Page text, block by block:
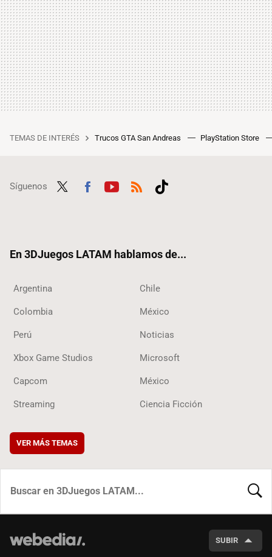
TEMAS DE INTERÉS Trucos GTA San Andreas PlayStation Store
Síguenos
En 3DJuegos LATAM hablamos de...
Argentina Chile
Colombia México
Perú Noticias
Xbox Game Studios Microsoft
Capcom México
Streaming Ciencia Ficción
VER MÁS TEMAS
SUBIR